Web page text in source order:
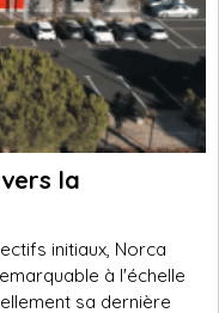
la
initiaux, Norca
à l'échelle
sa dernière